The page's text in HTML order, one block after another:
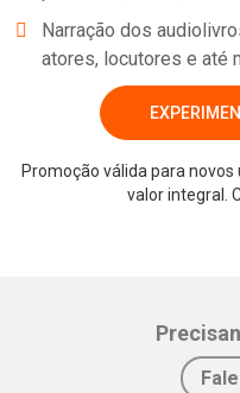
Narração dos
atores, locutores e até
Promoção válida para
valor integral.